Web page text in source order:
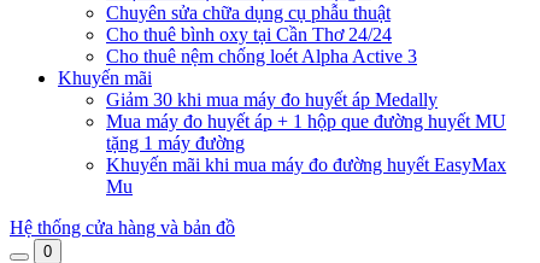
Chuyên sửa chữa dụng cụ phẫu thuật
Cho thuê bình oxy tại Cần Thơ 24/24
Cho thuê nệm chống loét Alpha Active 3
Khuyến mãi
Giảm 30 khi mua máy đo huyết áp Medally
Mua máy đo huyết áp + 1 hộp que đường huyết MU
tặng 1 máy đường
Khuyến mãi khi mua máy đo đường huyết EasyMax
Mu
Hệ thống cửa hàng và bản đồ
0